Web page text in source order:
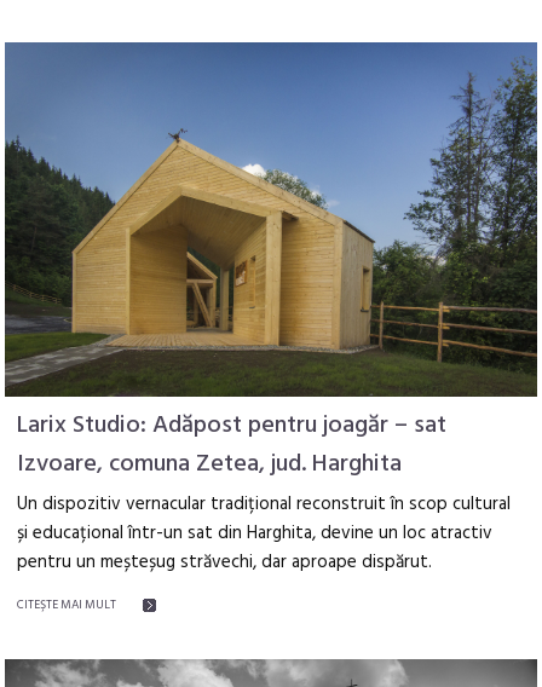
Larix Studio: Adăpost pentru joagăr – sat
Izvoare, comuna Zetea, jud. Harghita
Un dispozitiv vernacular tradițional reconstruit în scop cultural
și educațional într-un sat din Harghita, devine un loc atractiv
pentru un meșteșug străvechi, dar aproape dispărut.
CITEŞTE MAI MULT